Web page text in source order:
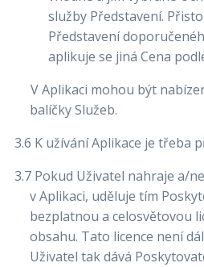
služby Představení.
Představení
aplikuje se jiná Cena
V Aplikaci mohou být
balíčky Služeb.
3.6 K užívání Aplikace je třeba
3.7 Pokud Uživatel nahraje a/
v Aplikaci, uděluje tím
bezplatnou a celosvětovou
obsahu. Tato licence není
Uživatel tak dává